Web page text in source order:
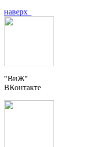
наверх
"ВиЖ"
ВКонтакте